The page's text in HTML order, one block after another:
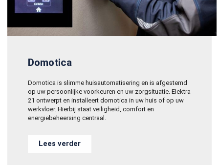
Domotica
Domotica is slimme huisautomatisering en is afgestemd
op uw persoonlijke voorkeuren en uw zorgsituatie. Elektra
21 ontwerpt en installeert domotica in uw huis of op uw
werkvloer.Hierbij staat veiligheid, comfort en
energiebeheersing centraal.
Lees verder